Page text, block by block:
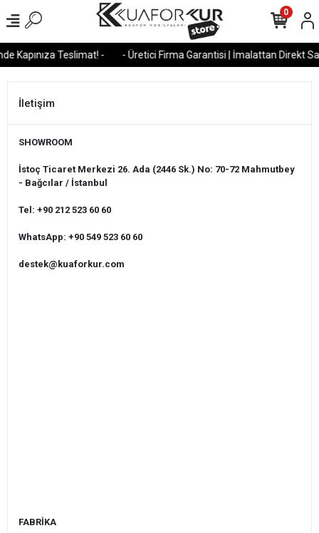
Kapınıza Teslimat! - - Üretici Firma Garantisi | İmalattan Direkt
0
İletişim
SHOWROOM
İstoç Ticaret Merkezi 26. Ada (2446 Sk.) No: 70-72 Mahmutbey
- Bağcılar / İstanbul
Tel: +90 212 523 60 60
WhatsApp: +90 549 523 60 60
destek@kuaforkur.com
FABRİKA